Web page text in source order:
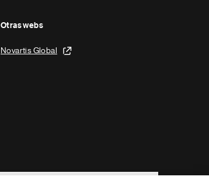
Otras webs
Novartis Global